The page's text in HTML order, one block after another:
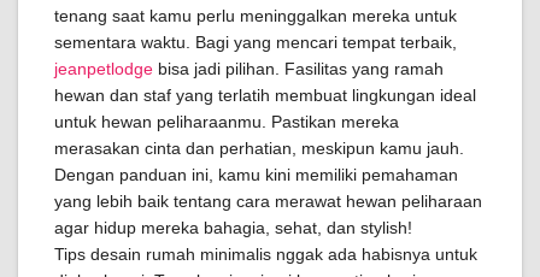
tenang saat kamu perlu meninggalkan mereka untuk
sementara waktu. Bagi yang mencari tempat terbaik,
jeanpetlodge bisa jadi pilihan. Fasilitas yang ramah
hewan dan staf yang terlatih membuat lingkungan ideal
untuk hewan peliharaanmu. Pastikan mereka
merasakan cinta dan perhatian, meskipun kamu jauh.
Dengan panduan ini, kamu kini memiliki pemahaman
yang lebih baik tentang cara merawat hewan peliharaan
agar hidup mereka bahagia, sehat, dan stylish!
Tips desain rumah minimalis nggak ada habisnya untuk